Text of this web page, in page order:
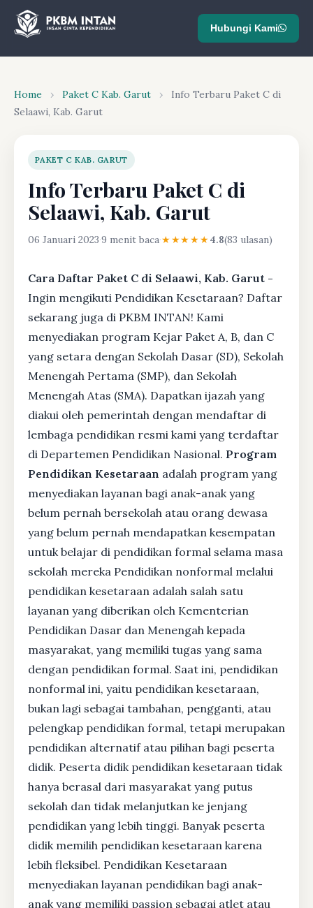
Hubungi Kami
Home › Paket C Kab. Garut ›
Info Terbaru Paket C di
Selaawi, Kab. Garut
PAKET C KAB. GARUT
Info Terbaru Paket C di
Selaawi, Kab. Garut
06 Januari 2023·9 menit baca·★★★★★4.8(83 ulasan)
Cara Daftar Paket C di Selaawi, Kab. Garut -
Ingin mengikuti Pendidikan Kesetaraan? Daftar
sekarang juga di PKBM INTAN! Kami
menyediakan program Kejar Paket A, B, dan C
yang setara dengan Sekolah Dasar (SD), Sekolah
Menengah Pertama (SMP), dan Sekolah
Menengah Atas (SMA). Dapatkan ijazah yang
diakui oleh pemerintah dengan mendaftar di
lembaga pendidikan resmi kami yang terdaftar
di Departemen Pendidikan Nasional. Program
Pendidikan Kesetaraan adalah program yang
menyediakan layanan bagi anak-anak yang
belum pernah bersekolah atau orang dewasa
yang belum pernah mendapatkan kesempatan
untuk belajar di pendidikan formal selama masa
sekolah mereka Pendidikan nonformal melalui
pendidikan kesetaraan adalah salah satu
layanan yang diberikan oleh Kementerian
Pendidikan Dasar dan Menengah kepada
masyarakat, yang memiliki tugas yang sama
dengan pendidikan formal. Saat ini, pendidikan
nonformal ini, yaitu pendidikan kesetaraan,
bukan lagi sebagai tambahan, pengganti, atau
pelengkap pendidikan formal, tetapi merupakan
pendidikan alternatif atau pilihan bagi peserta
didik. Peserta didik pendidikan kesetaraan tidak
hanya berasal dari masyarakat yang putus
sekolah dan tidak melanjutkan ke jenjang
pendidikan yang lebih tinggi. Banyak peserta
didik memilih pendidikan kesetaraan karena
lebih fleksibel. Pendidikan Kesetaraan
menyediakan layanan pendidikan bagi anak-
anak yang memiliki passion sebagai atlet atau